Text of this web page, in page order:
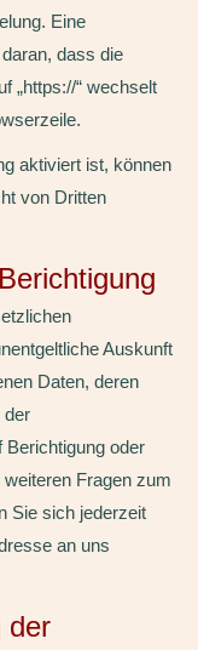
Eine
dass die
„https://“ wechselt
aktiviert ist, können
von Dritten
Auskunft
Daten, deren
der
Berichtigung oder
Fragen zum
Sie sich jederzeit
an uns
der